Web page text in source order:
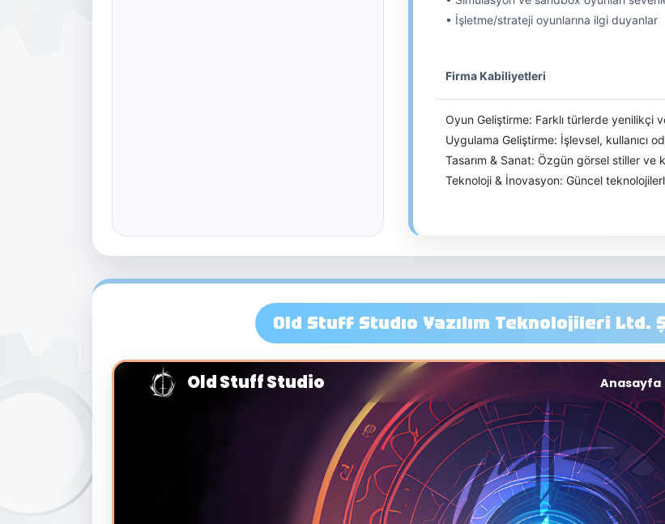
• İşletme/strateji oyunlarına ilgi duyanlar
Firma Kabiliyetleri
Oyun Geliştirme: Farklı türlerde yenilikçi
Uygulama Geliştirme: İşlevsel, kullanıcı
Tasarım & Sanat: Özgün görsel stiller ve
Teknoloji & İnovasyon: Güncel
Old Stuff Studıo Yazılım Teknolojileri Ltd.